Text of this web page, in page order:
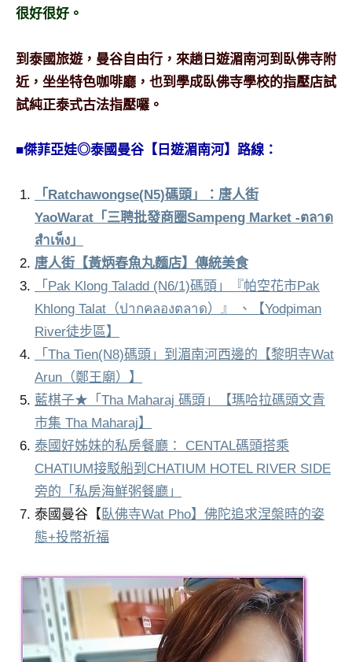
觀
合
作
達
對
很好很好。
到泰國旅遊，曼谷自由行，來趟日遊湄南河到臥佛寺附
近，坐坐特色咖啡廳，也到學成臥佛寺學校的指壓店試
試純正泰式古法指壓囉。
■傑菲亞娃◎泰國曼谷【日遊湄南河】路線：
「Ratchawongse(N5)碼頭」：唐人街
YaoWarat「三聘批發商圈Sampeng Market -ตลาด
สำเพ็ง」
唐人街【黃炳春魚丸麵店】傳統美食
「Pak Klong Taladd (N6/1)碼頭」『帕空花市Pak
Khlong Talat（ปากคลองตลาด）』 、【Yodpiman
River徒步區】
「Tha Tien(N8)碼頭」到湄南河西邊的【黎明寺Wat
Arun（鄭王廟）】
藍棋子★「Tha Maharaj 碼頭」【瑪哈拉碼頭文青
市集 Tha Maharaj】
泰國好姊妹的私房餐廳： CENTAL碼頭搭乘
CHATIUM接駁船到CHATIUM HOTEL RIVER SIDE
旁的「私房海鮮粥餐廳」
泰國曼谷【 臥佛寺Wat Pho】佛陀追求涅槃時的姿
態+投幣祈福